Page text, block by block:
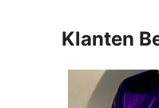
Klanten